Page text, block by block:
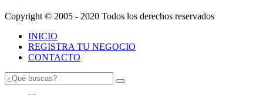
Copyright © 2005 - 2020 Todos los derechos reservados
INICIO
REGISTRA TU NEGOCIO
CONTACTO